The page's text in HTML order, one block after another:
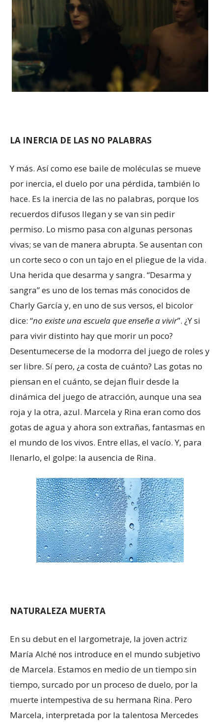
LA INERCIA DE LAS NO PALABRAS
Y más. Así como ese baile de moléculas se mueve
por inercia, el duelo por una pérdida, también lo
hace. Es la inercia de las no palabras, porque los
recuerdos difusos llegan y se van sin pedir
permiso. Lo mismo pasa con algunas personas
vivas; se van de manera abrupta. Se ausentan con
un corte seco o con un tajo en el pliegue de la vida.
Una herida que desarma y sangra. “Desarma y
sangra” es uno de los temas más conocidos de
Charly García y, en uno de sus versos, el bicolor
dice: “no existe una escuela que enseñe a vivir”. ¿Y si
para vivir distinto hay que morir un poco?
Desentumecerse de la modorra del juego de roles y
ser libre. Sí pero, ¿a costa de cuánto? Las gotas no
piensan en el cuánto, se dejan fluir desde la
dinámica del juego de atracción, aunque una sea
roja y la otra, azul. Marcela y Rina eran como dos
gotas de agua y ahora son extrañas, fantasmas en
el mundo de los vivos. Entre ellas, el vacío. Y, para
llenarlo, el golpe: la ausencia de Rina.
NATURALEZA MUERTA
En su debut en el largometraje, la joven actriz
María Alché nos introduce en el mundo subjetivo
de Marcela. Estamos en medio de un tiempo sin
tiempo, surcado por un proceso de duelo, por la
muerte intempestiva de su hermana Rina. Pero
Marcela, interpretada por la talentosa Mercedes